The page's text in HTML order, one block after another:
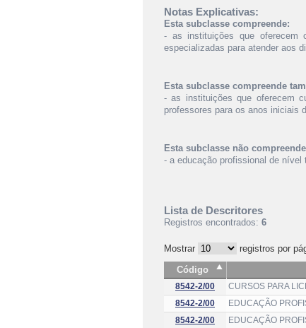
Notas Explicativas:
Esta subclasse compreende:
- as instituições que oferecem
especializadas para atender aos
Esta subclasse compreende
- as instituições que oferecem
professores para os anos iniciais
Esta subclasse não
- a educação profissional de nível
Lista de Descritores
Registros encontrados: 6
Mostrar
registros por
Código
8542-2/00
CURSOS PARA
8542-2/00
EDUCAÇÃO
8542-2/00
EDUCAÇÃO